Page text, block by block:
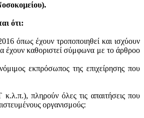
ότι:
όπως έχουν τροποποιηθεί και ισχύουν
έχουν καθοριστεί σύμφωνα με τo άρθροo
εκπρόσωπος της επιχείρησης που
πληρούν όλες τις απαιτήσεις που
οργανισμούς: